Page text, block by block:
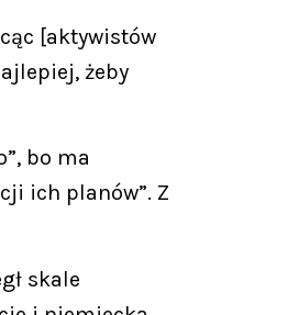
[aktywistów
żeby
bo ma
ich planów”. Z
skale